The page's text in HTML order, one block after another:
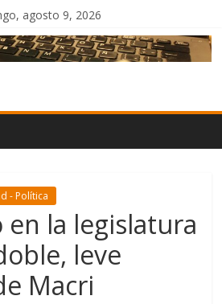
agosto 9, 2026
- Política
en la legislatura
leve
Macri